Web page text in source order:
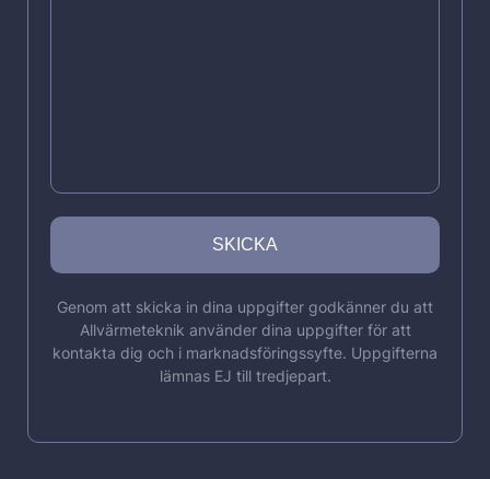
Genom att skicka in dina uppgifter godkänner du att
Allvärmeteknik använder dina uppgifter för att
kontakta dig och i marknadsföringssyfte. Uppgifterna
lämnas EJ till tredjepart.